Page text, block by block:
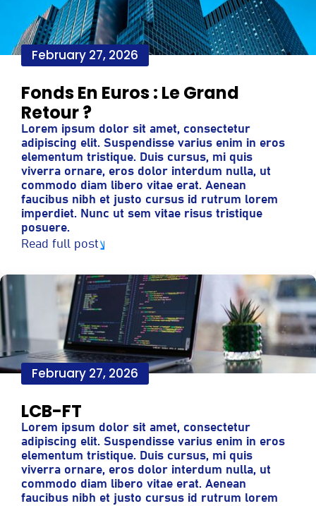
February 27, 2026
Fonds En Euros : Le Grand
Retour ?
Lorem ipsum dolor sit amet, consectetur
adipiscing elit. Suspendisse varius enim in eros
elementum tristique. Duis cursus, mi quis
viverra ornare, eros dolor interdum nulla, ut
commodo diam libero vitae erat. Aenean
faucibus nibh et justo cursus id rutrum lorem
imperdiet. Nunc ut sem vitae risus tristique
posuere.
Read full post
February 27, 2026
LCB-FT
Lorem ipsum dolor sit amet, consectetur
adipiscing elit. Suspendisse varius enim in eros
elementum tristique. Duis cursus, mi quis
viverra ornare, eros dolor interdum nulla, ut
commodo diam libero vitae erat. Aenean
faucibus nibh et justo cursus id rutrum lorem